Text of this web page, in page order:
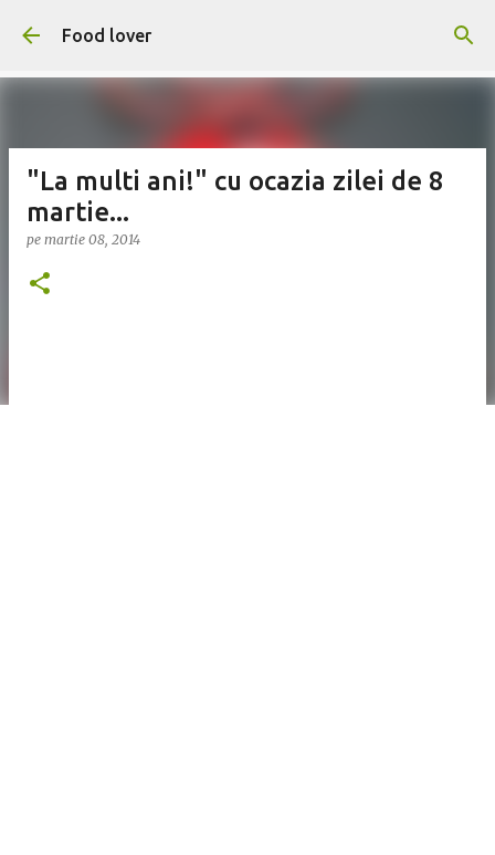
Treceți la conținutul principal
Food lover
"La multi ani!" cu ocazia zilei de 8
martie...
pe martie 08, 2014